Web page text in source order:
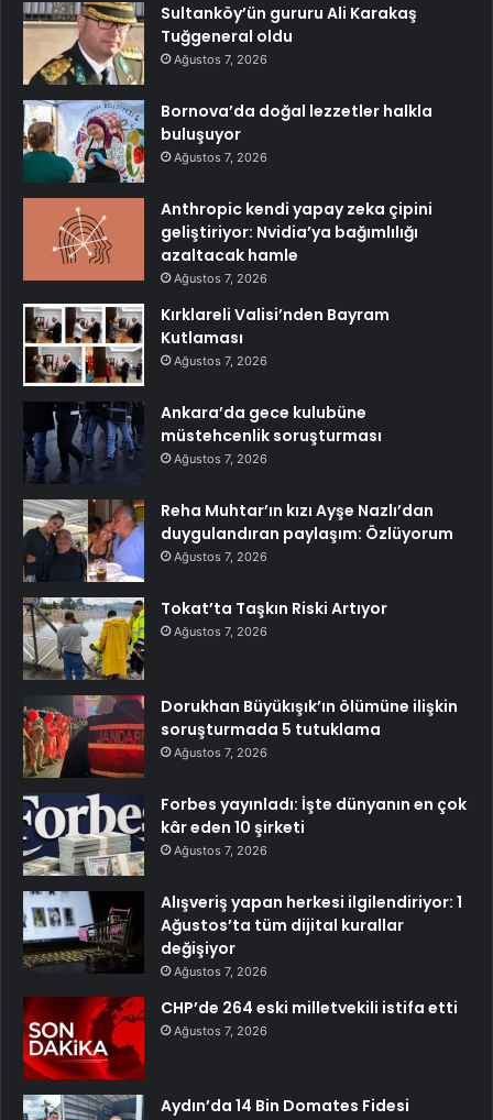
Sultanköy’ün gururu Ali Karakaş
Tuğgeneral oldu
Ağustos 7, 2026
Bornova’da doğal lezzetler halkla
buluşuyor
Ağustos 7, 2026
Anthropic kendi yapay zeka çipini
geliştiriyor: Nvidia’ya bağımlılığı
azaltacak hamle
Ağustos 7, 2026
Kırklareli Valisi’nden Bayram
Kutlaması
Ağustos 7, 2026
Ankara’da gece kulubüne
müstehcenlik soruşturması
Ağustos 7, 2026
Reha Muhtar’ın kızı Ayşe Nazlı’dan
duygulandıran paylaşım: Özlüyorum
Ağustos 7, 2026
Tokat’ta Taşkın Riski Artıyor
Ağustos 7, 2026
Dorukhan Büyükışık’ın ölümüne ilişkin
soruşturmada 5 tutuklama
Ağustos 7, 2026
Forbes yayınladı: İşte dünyanın en çok
kâr eden 10 şirketi
Ağustos 7, 2026
Alışveriş yapan herkesi ilgilendiriyor: 1
Ağustos’ta tüm dijital kurallar
değişiyor
Ağustos 7, 2026
CHP’de 264 eski milletvekili istifa etti
Ağustos 7, 2026
Aydın’da 14 Bin Domates Fidesi